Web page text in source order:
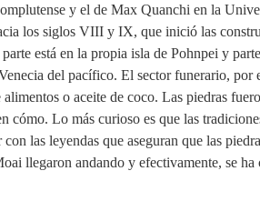
y el de Max Quanchi en la
los siglos VIII y IX, que inició las
parte está en la propia isla de Pohnpei y
del pacífico. El sector funerario, por
o aceite de coco. Las piedras
cómo. Lo más curioso es que las
las leyendas que aseguran que las
llegaron andando y efectivamente, se